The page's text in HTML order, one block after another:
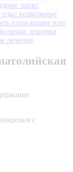
лапы:
еды: возможные
глаза кошке или
язвочки
лечение
с